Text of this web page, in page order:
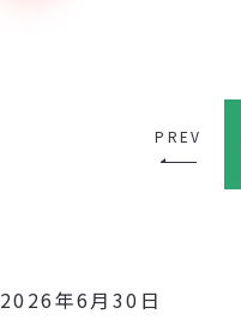
PREV
2026年6月30日